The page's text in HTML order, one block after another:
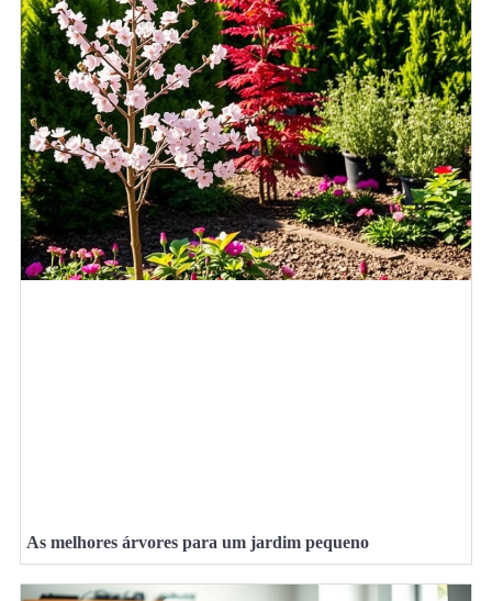
As melhores árvores para um jardim pequeno